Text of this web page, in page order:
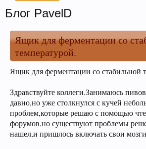
дофамин, отвечающий за чувство
удовлетворения. При этом
вызывает только вкус пива,
любит ли мужчина напитки этой
при отсутствии алкоголя.
Блог PavelD
Ящик для ферментации со
температурой.
Ящик для ферментации со стабильной
Здравствуйте коллеги.Занимаюсь
давно,но уже столкнулся с кучей
проблем,которые решаю с помощью
форумов,но существуют проблемы
нашел,и пришлось включать свои